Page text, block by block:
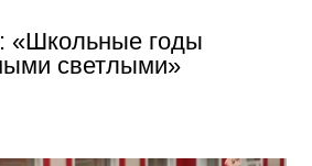
«Школьные годы
светлыми»